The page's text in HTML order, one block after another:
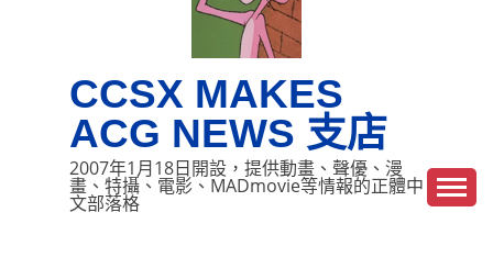
CCSX MAKES
ACG NEWS 支店
2007年1月18日開設，提供動畫、聲優、漫
畫、特攝、電影、MADmovie等情報的正體中
文部落格